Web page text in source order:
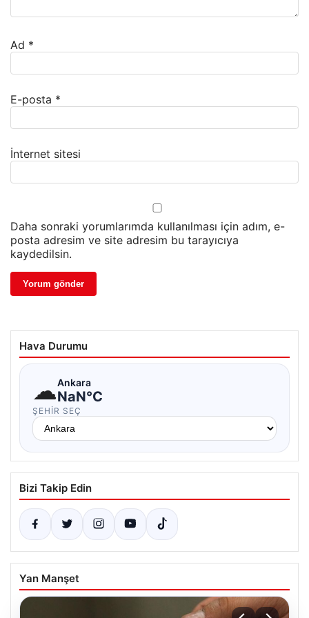
Ad *
E-posta *
İnternet sitesi
Daha sonraki yorumlarımda kullanılması için adım, e-
posta adresim ve site adresim bu tarayıcıya
kaydedilsin.
Hava Durumu
☁Ankara
NaN°C
ŞEHIR SEÇ
Bizi Takip Edin
Yan Manşet